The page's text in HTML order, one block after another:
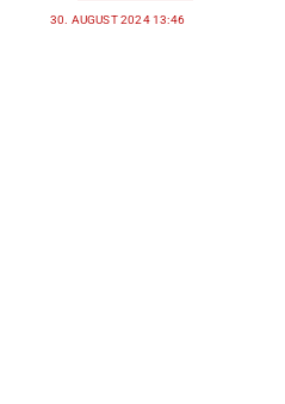
30. AUGUST 2024 13:46